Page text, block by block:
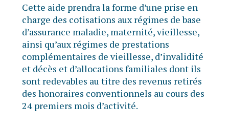
Cette aide prendra la forme d’une prise en
charge des cotisations aux régimes de base
d’assurance maladie, maternité, vieillesse,
ainsi qu’aux régimes de prestations
complémentaires de vieillesse, d’invalidité
et décès et d’allocations familiales dont ils
sont redevables au titre des revenus retirés
des honoraires conventionnels au cours des
24 premiers mois d’activité.